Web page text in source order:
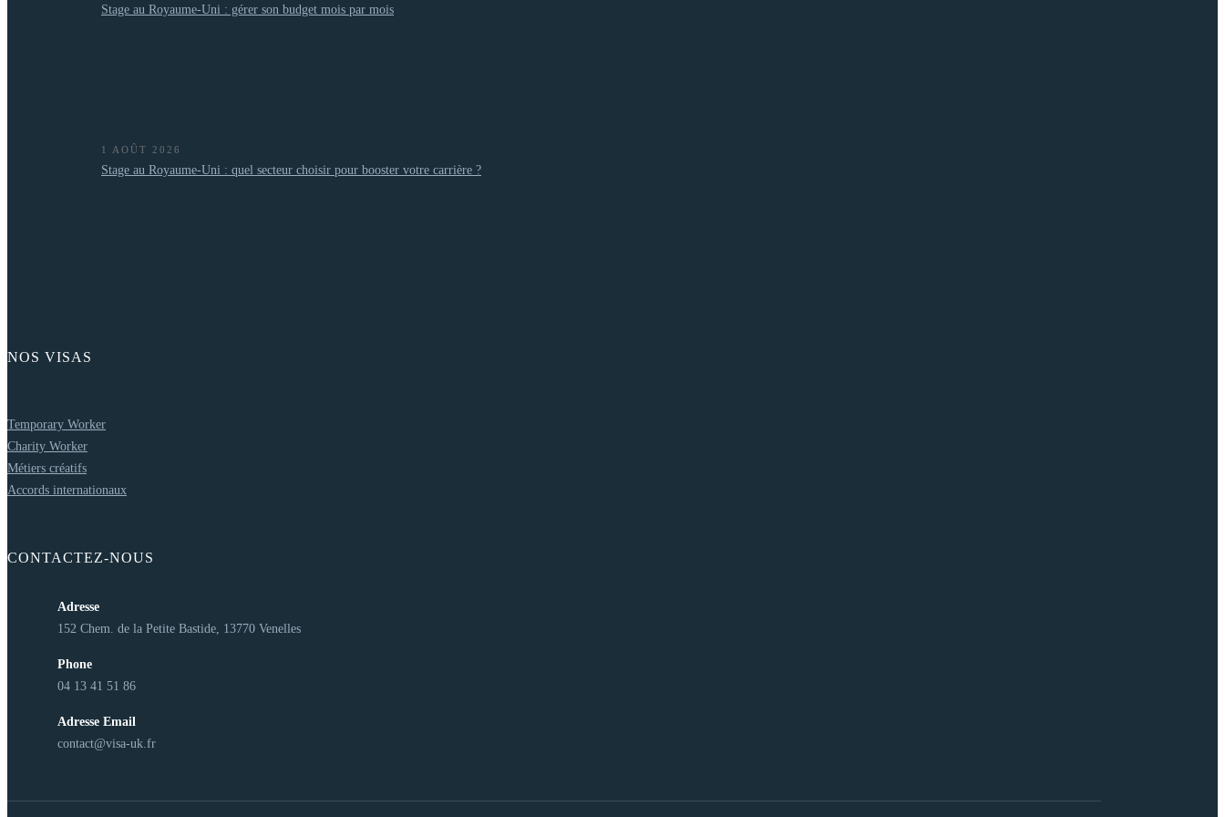
Stage au Royaume-Uni : gérer son budget mois par mois
1 AOÛT 2026
Stage au Royaume-Uni : quel secteur choisir pour booster votre carrière ?
NOS VISAS
Temporary Worker
Charity Worker
Métiers créatifs
Accords internationaux
CONTACTEZ-NOUS
Adresse
152 Chem. de la Petite Bastide, 13770 Venelles
Phone
04 13 41 51 86
Adresse Email
contact@visa-uk.fr